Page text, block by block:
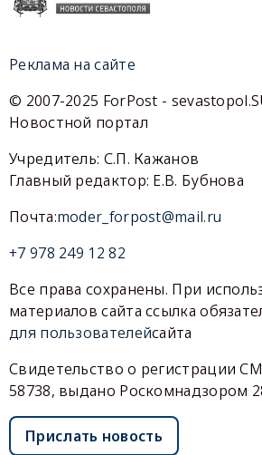
Реклама на сайте
© 2007-2025 ForPost -
Новостной портал
Учредитель: С.П. Кажанов
Главный редактор: Е.В. Бубнова
Почта:moder_forpost@mail.ru
+7 978 249 12 82
Все права сохранены. При
материалов сайта ссылка
для пользователейсайта
Свидетельство о регистрации
58738, выдано Роскомнадзором
Прислать новость